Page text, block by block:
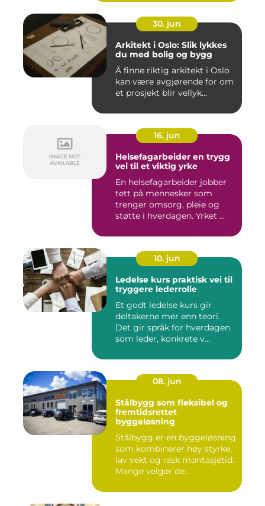
30. jun
Arkitekt i Oslo: Slik lykkes
du med bolig og bygg
Å finne riktig arkitekt i Oslo
kan være avgjørende for om
et prosjekt blir vellyk...
16. jun
Helsefagarbeider en trygg
vei til et viktig yrke
En helsefagarbeider jobber
tett på mennesker som
trenger omsorg, pleie og
støtte i hverdagen. Yrket ...
10. jun
Ledelse kurs praktisk vei til
tryggere lederrolle
Et godt ledelse kurs gir
deltakerne mer enn teori.
Det gir språk for hverdagen
som leder, konkrete v...
08. jun
Stålbygg som fleksibel og
fremtidsrettet
byggeløsning
Stålbygg er en byggeløsning
som kombinerer høy styrke,
lav vekt og rask montasjetid.
Mange velger de...